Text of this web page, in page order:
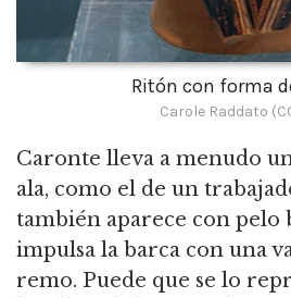
Ritón con forma
Carole Raddato
Caronte lleva a menudo
ala, como el de un
también aparece con pelo
impulsa la barca con una
remo. Puede que se lo